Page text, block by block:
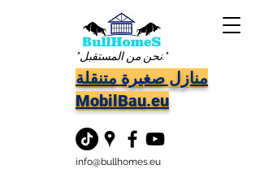
"نحن من المستقبل."
منازل صغيرة متنقلة
MobilBau.eu
info@bullhomes.eu